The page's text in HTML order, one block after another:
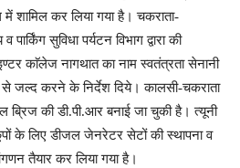
शामिल कर लिया गया है। चकराता-
सुविधा पर्यटन विभाग द्वारा की
काॅलेज नागथात का नाम स्वतंत्रता सेनानी
जल्द करने के निर्देश दिये। कालसी-चकराता
ब्रिज की डी.पी.आर बनाई जा चुकी है। त्यूनी
के लिए डीजल जेनरेटर सेटों की स्थापना व
तैयार कर लिया गया है।